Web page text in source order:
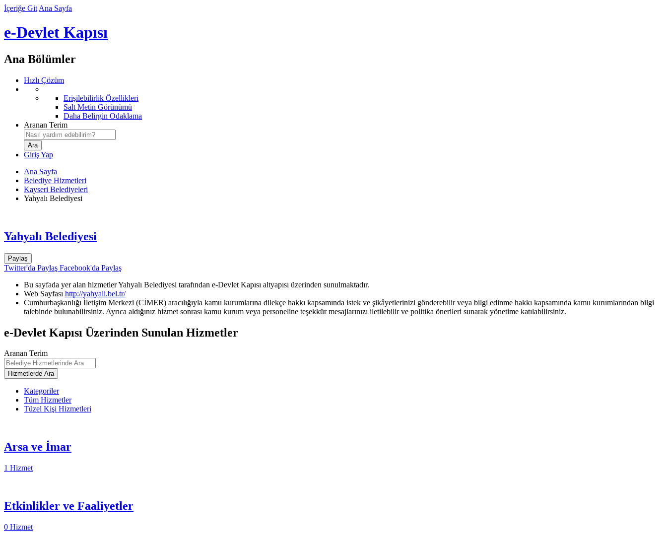
İçeriğe Git Ana Sayfa
e-Devlet Kapısı
Ana Bölümler
Hızlı Çözüm
Erişilebilirlik Özellikleri
Salt Metin Görünümü
Daha Belirgin Odaklama
Aranan Terim
Giriş Yap
Ana Sayfa
Belediye Hizmetleri
Kayseri Belediyeleri
Yahyalı Belediyesi
Yahyalı Belediyesi
Paylaş
Twitter'da Paylaş Facebook'da Paylaş
Bu sayfada yer alan hizmetler Yahyalı Belediyesi tarafından e-Devlet Kapısı altyapısı üzerinden sunulmaktadır.
Web Sayfası http://yahyali.bel.tr/
Cumhurbaşkanlığı İletişim Merkezi (CİMER) aracılığıyla kamu kurumlarına dilekçe hakkı kapsamında istek ve şikâyetlerinizi gönderebilir veya bilgi edinme hakkı kapsamında kamu kurumlarından bilgi
talebinde bulunabilirsiniz. Ayrıca aldığınız hizmet sonrası kamu kurum veya personeline teşekkür mesajlarınızı iletilebilir ve politika önerileri sunarak yönetime katılabilirsiniz.
e-Devlet Kapısı Üzerinden Sunulan Hizmetler
Aranan Terim
Kategoriler
Tüm Hizmetler
Tüzel Kişi Hizmetleri
Arsa ve İmar
1 Hizmet
Etkinlikler ve Faaliyetler
0 Hizmet